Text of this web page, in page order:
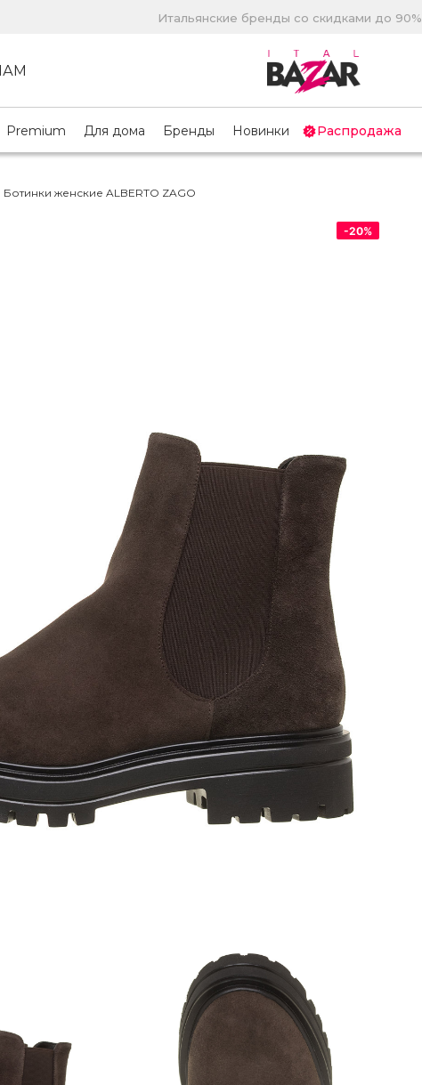
Итальянские бренды со скидками до 90%
Premium Для дома Бренды Новинки Распродажа
Ботинки женские ALBERTO ZAGO
-20%